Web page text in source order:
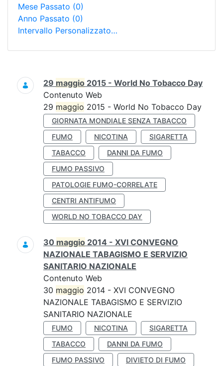
Mese Passato (0)
Anno Passato (0)
Intervallo Personalizzato…
Ricerca
29 maggio 2015 - World No Tobacco Day
Contenuto Web
29 maggio 2015 - World No Tobacco Day
GIORNATA MONDIALE SENZA TABACCO
FUMO
NICOTINA
SIGARETTA
TABACCO
DANNI DA FUMO
FUMO PASSIVO
PATOLOGIE FUMO-CORRELATE
CENTRI ANTIFUMO
WORLD NO TOBACCO DAY
30 maggio 2014 - XVI CONVEGNO
NAZIONALE TABAGISMO E SERVIZIO
SANITARIO NAZIONALE
Contenuto Web
30 maggio 2014 - XVI CONVEGNO
NAZIONALE TABAGISMO E SERVIZIO
SANITARIO NAZIONALE
FUMO NICOTINA
SIGARETTA
TABACCO
DANNI DA FUMO
FUMO PASSIVO
DIVIETO DI FUMO